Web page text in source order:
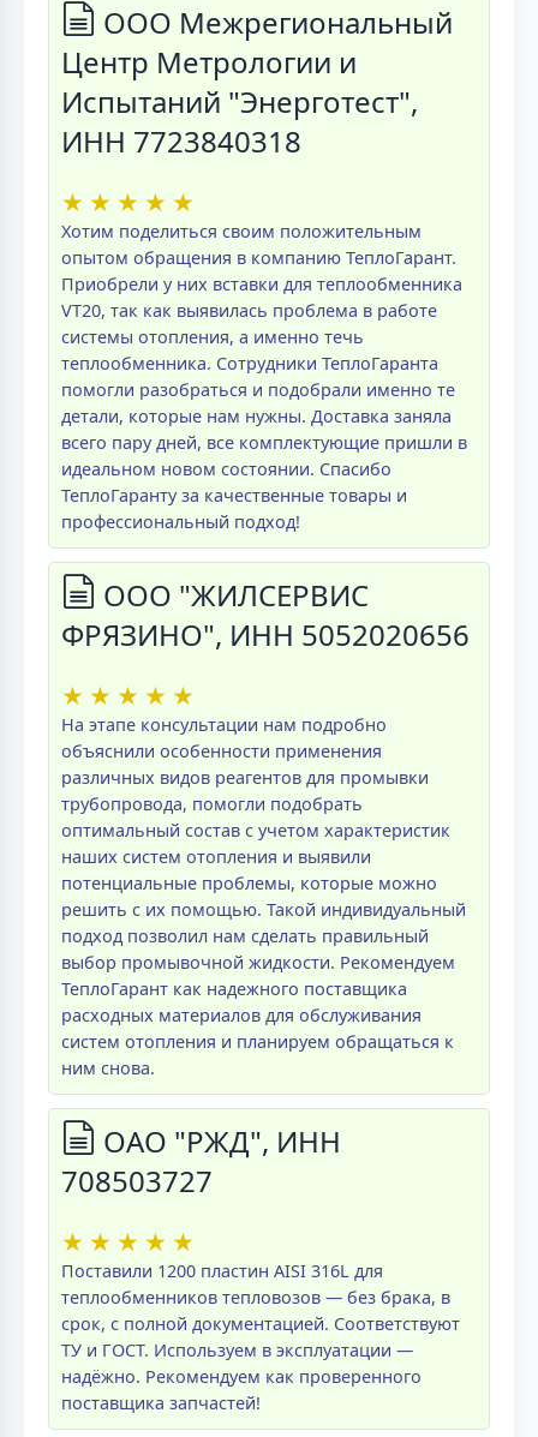
ООО Межрегиональный
Центр Метрологии и
Испытаний "Энерготест",
ИНН 7723840318
★ ★ ★ ★ ★
Хотим поделиться своим положительным
опытом обращения в компанию ТеплоГарант.
Приобрели у них вставки для теплообменника
VT20, так как выявилась проблема в работе
системы отопления, а именно течь
теплообменника. Сотрудники ТеплоГаранта
помогли разобраться и подобрали именно те
детали, которые нам нужны. Доставка заняла
всего пару дней, все комплектующие пришли в
идеальном новом состоянии. Спасибо
ТеплоГаранту за качественные товары и
профессиональный подход!
ООО "ЖИЛСЕРВИС
ФРЯЗИНО", ИНН 5052020656
★ ★ ★ ★ ★
На этапе консультации нам подробно
объяснили особенности применения
различных видов реагентов для промывки
трубопровода, помогли подобрать
оптимальный состав с учетом характеристик
наших систем отопления и выявили
потенциальные проблемы, которые можно
решить с их помощью. Такой индивидуальный
подход позволил нам сделать правильный
выбор промывочной жидкости. Рекомендуем
ТеплоГарант как надежного поставщика
расходных материалов для обслуживания
систем отопления и планируем обращаться к
ним снова.
ОАО "РЖД", ИНН
708503727
★ ★ ★ ★ ★
Поставили 1200 пластин AISI 316L для
теплообменников тепловозов — без брака, в
срок, с полной документацией. Соответствуют
ТУ и ГОСТ. Используем в эксплуатации —
надёжно. Рекомендуем как проверенного
поставщика запчастей!